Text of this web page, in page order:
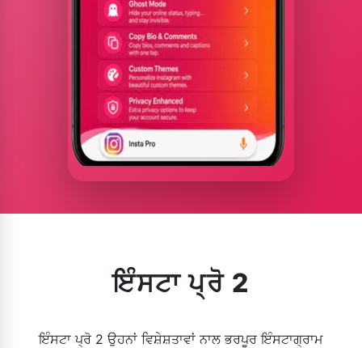
ਇੰਸਟਾ ਪ੍ਰੋ 2
ਇੰਸਟਾ ਪ੍ਰੋ 2 ਉਹਨਾਂ ਵਿਸ਼ੇਸ਼ਤਾਵਾਂ ਨਾਲ ਭਰਪੂਰ ਇੰਸਟਾਗ੍ਰਾਮ